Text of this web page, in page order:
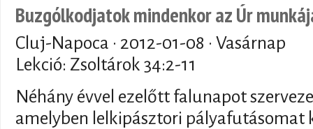
Buzgólkodjatok mindenkor az Úr
Cluj-Napoca · 2012-01-08 · Vasárnap
Lekció: Zsoltárok 34:2-11
Néhány évvel ezelőtt falunapot
amelyben lelkipásztori pályafutásomat